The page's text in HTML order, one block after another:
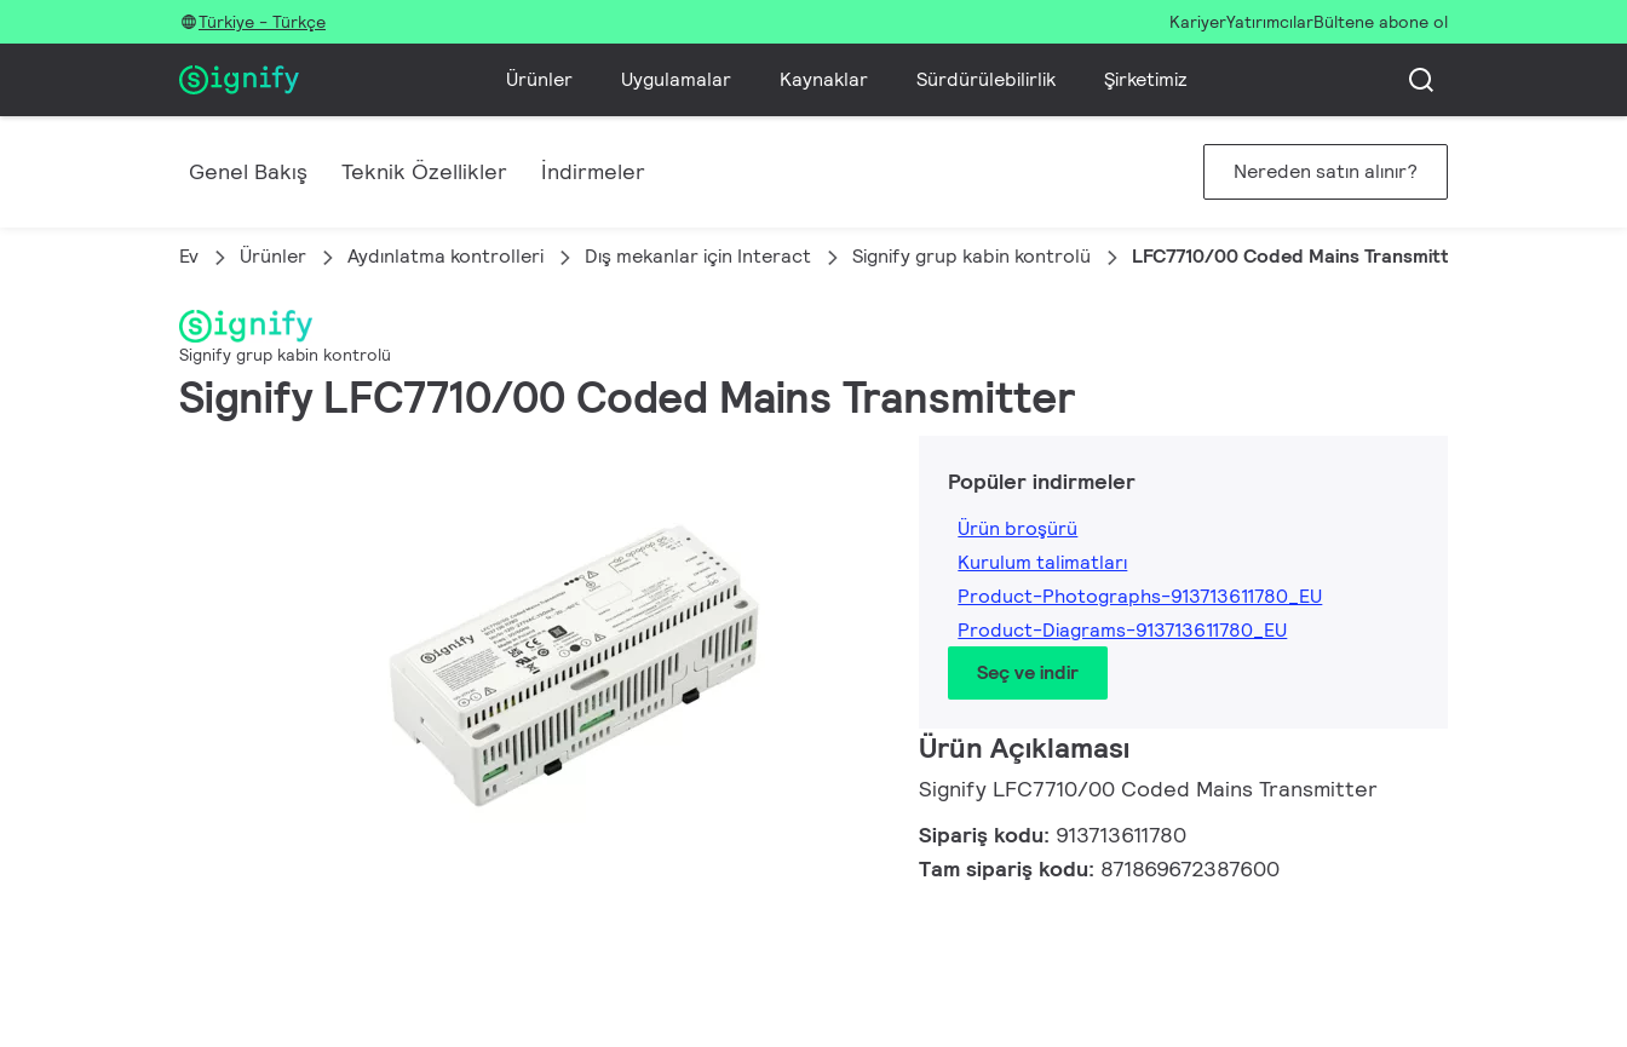
Türkiye - Türkçe KariyerYatırımcılarBültene abone ol
Ürünler Uygulamalar Kaynaklar Sürdürülebilirlik Şirketimiz
Genel Bakış Teknik Özellikler İndirmeler Nereden satın alınır?
Ev Ürünler Aydınlatma kontrolleri Dış mekanlar için Interact Signify grup kabin kontrolü LFC7710/00 Coded Mains Transmitter
Signify grup kabin kontrolü
Signify LFC7710/00 Coded Mains Transmitter
Popüler indirmeler
Ürün broşürü
Kurulum talimatları
Product-Photographs-913713611780_EU
Product-Diagrams-913713611780_EU
Seç ve indir
Ürün Açıklaması
Signify LFC7710/00 Coded Mains Transmitter
Sipariş kodu: 913713611780
Tam sipariş kodu: 871869672387600